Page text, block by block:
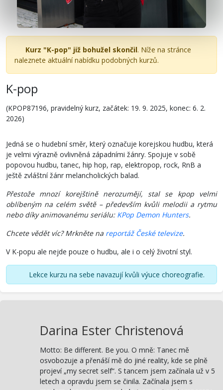
Kurz "K-pop" již bohužel skončil. Níže na stránce
naleznete aktuální nabídku podobných kurzů.
K-pop
(KPOP87196, pravidelný kurz, začátek: 19. 9. 2025, konec: 6. 2.
2026)
Jedná se o hudební směr, který označuje korejskou hudbu, která
je velmi výrazně ovlivněná západními žánry. Spojuje v sobě
popovou hudbu, tanec, hip hop, rap, elektropop, rock, RnB a
ještě zvláštní žánr melancholických balad.
Přestože mnozí korejštině nerozumějí, stal se kpop velmi
oblíbeným na celém světě – především kvůli melodii a rytmu
nebo díky animovanému seriálu:KPop Demon Hunters.
Chcete vědět víc? Mrkněte na reportáž České televize.
V K-popu ale nejde pouze o hudbu, ale i o celý životní styl.
Lekce kurzu na sebe navazují kvůli výuce choreografie.
Darina Ester Christenová
Motto: Be different. Be you. O mně: Tanec mě
osvobozuje a přenáší mě do jiné reality, kde se plně
projeví „my secret self“. S tancem jsem začínala už v 5
letech a opravdu jsem se činila. Začínala jsem s